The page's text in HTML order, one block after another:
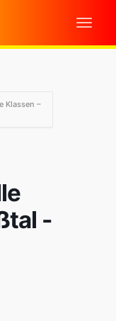
Klassen –
-